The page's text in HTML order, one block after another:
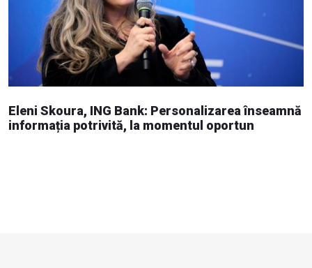
Eleni Skoura, ING Bank: Personalizarea înseamnă
informația potrivită, la momentul oportun